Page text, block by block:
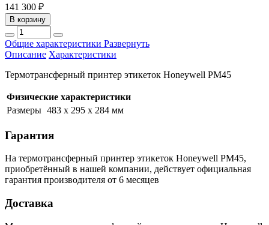
141 300 ₽
В корзину
Общие характеристики Развернуть
Описание Характеристики
Термотрансферный принтер этикеток Honeywell PM45
Физические характеристики
Размеры 483 x 295 x 284 мм
Гарантия
На термотрансферный принтер этикеток Honeywell PM45,
приобретённый в нашей компании, действует официальная
гарантия производителя от 6 месяцев
Доставка